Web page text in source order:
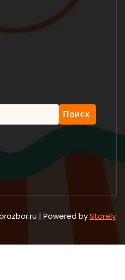
| Powered byStorely